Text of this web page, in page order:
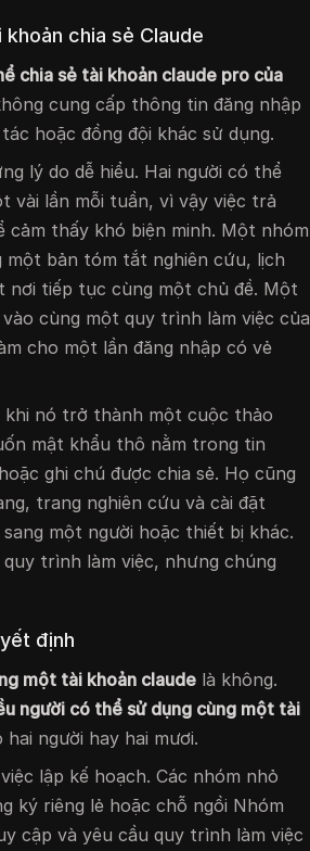
chia sẻ Claude
chia sẻ tài khoản claude pro của
cung cấp thông tin đăng nhập
hoặc đồng đội khác sử dụng.
lý do dễ hiểu. Hai người có thể
vài lần mỗi tuần, vì vậy việc trả
thấy khó biện minh. Một nhóm
bản tóm tắt nghiên cứu, lịch
nơi tiếp tục cùng một chủ đề. Một
cùng một quy trình làm việc của
cho một lần đăng nhập có vẻ
nó trở thành một cuộc thảo
mật khẩu thô nằm trong tin
ghi chú được chia sẻ. Họ cũng
trang nghiên cứu và cài đặt
một người hoặc thiết bị khác.
trình làm việc, nhưng chúng
định
một tài khoản claude là không.
người có thể sử dụng cùng một tài
người hay hai mươi.
lập kế hoạch. Các nhóm nhỏ
ký riêng lẻ hoặc chỗ ngồi Nhóm
cập và yêu cầu quy trình làm việc